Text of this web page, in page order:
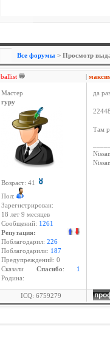
Все форумы > Просмотр
ballist |
Мастер
гуру
Возраст: 41
Пол:
Зарегистрирован:
18 лет 9 месяцев
Сообщений: 1261
Репутация:
Поблагодарил: 226
Поблагодарили: 187
Предупреждений: 0
Cказали Спасибо: 1
Родина:
да
Там
ICQ: 6759279